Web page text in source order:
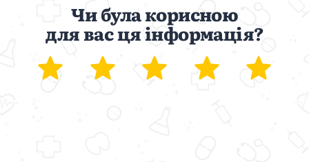
Чи була корисною
для вас ця інформація?